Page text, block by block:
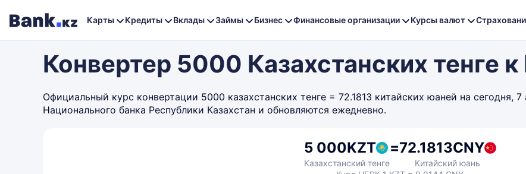
Карты Кредиты Вклады Займы Бизнес Финансовые организации Курсы валют
Конвертер 5000 Казахстанских тенге
Официальный курс конвертации 5000 казахстанских тенге = 72.1813 китайских юаней на сегодня,
Национального банка Республики Казахстан и обновляются ежедневно.
5 000KZT
Казахстанский тенге
=72.1813CNY
Китайский юань